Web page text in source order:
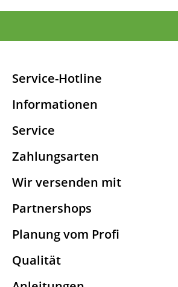
Service-Hotline
Informationen
Service
Zahlungsarten
Wir versenden mit
Partnershops
Planung vom Profi
Qualität